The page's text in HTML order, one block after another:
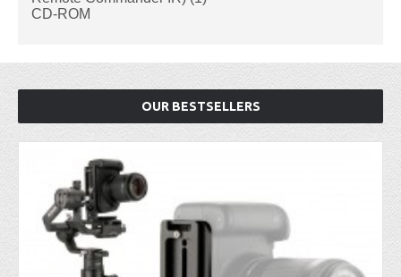
CD-ROM
OUR BESTSELLERS